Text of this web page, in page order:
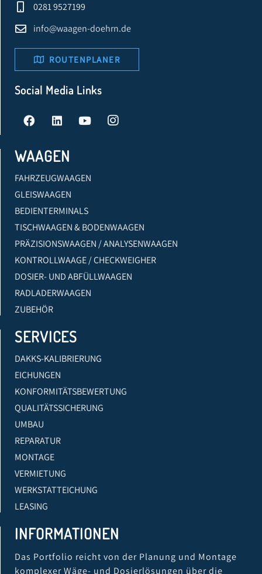
0281 9527199
info@waagen-doehrn.de
ROUTENPLANER
Social Media Links
WAAGEN
FAHRZEUGWAAGEN
GLEISWAAGEN
BEDIENTERMINALS
TISCHWAAGEN & BODENWAAGEN
PRÄZISIONSWAAGEN / ANALYSENWAAGEN
KONTROLLWAAGE / CHECKWEIGHER
DOSIER- UND ABFÜLLWAAGEN
RADLADERWAAGEN
ZUBEHÖR
SERVICES
DAKKS-KALIBRIERUNG
EICHUNGEN
KONFORMITÄTSBEWERTUNG
QUALITÄTSSICHERUNG
UMBAU
REPARATUR
MONTAGE
VERMIETUNG
WERKSTATTEICHUNG
LEASING
INFORMATIONEN
Das Portfolio reicht von der Planung und Montage
komplexer Wäge- und Dosierlösungen über die